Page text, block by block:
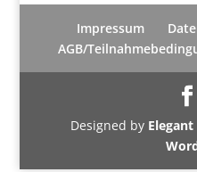
Impressum
AGB/
Designed by